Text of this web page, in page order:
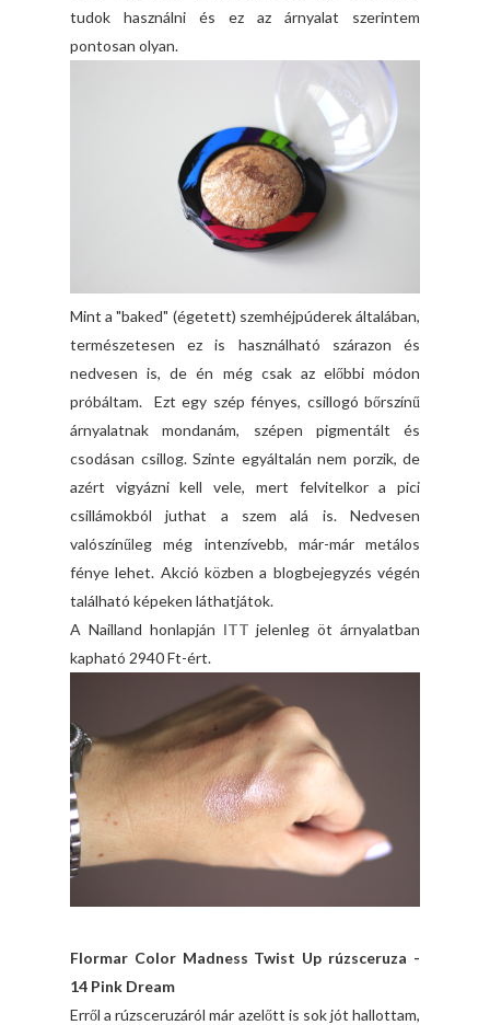
tudok használni és ez az árnyalat szerintem
pontosan olyan.
Mint a "baked" (égetett) szemhéjpúderek általában,
természetesen ez is használható szárazon és
nedvesen is, de én még csak az előbbi módon
próbáltam. Ezt egy szép fényes, csillogó bőrszínű
árnyalatnak mondanám, szépen pigmentált és
csodásan csillog. Szinte egyáltalán nem porzik, de
azért vigyázni kell vele, mert felvitelkor a pici
csillámokból juthat a szem alá is. Nedvesen
valószínűleg még intenzívebb, már-már metálos
fénye lehet. Akció közben a blogbejegyzés végén
található képeken láthatjátok.
A Nailland honlapján ITT jelenleg öt árnyalatban
kapható 2940 Ft-ért.
Flormar Color Madness Twist Up rúzsceruza -
14 Pink Dream
Erről a rúzsceruzáról már azelőtt is sok jót hallottam,